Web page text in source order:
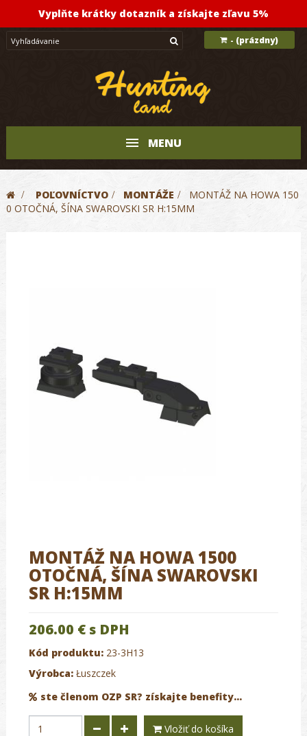
Vyplňte krátky dotazník a získajte zľavu 5%
- (prázdny)
MENU
> POĽOVNÍCTVO > MONTÁŽE >
MONTÁŽ NA HOWA 150
0 OTOČNÁ, ŠÍNA SWAROVSKI SR H:15MM
MONTÁŽ NA HOWA 1500
OTOČNÁ, ŠÍNA SWAROVSKI
SR H:15MM
206.00 € s DPH
Kód produktu: 23-3H13
Výrobca: Łuszczek
ste členom OZP SR? získajte benefity...
Vložiť do košíka